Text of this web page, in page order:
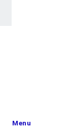
Menu